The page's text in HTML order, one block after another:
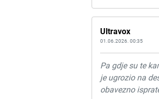
Ultravox
01.06.2026. 00:35
Pa gdje su te
je ugrozio na
obavezno